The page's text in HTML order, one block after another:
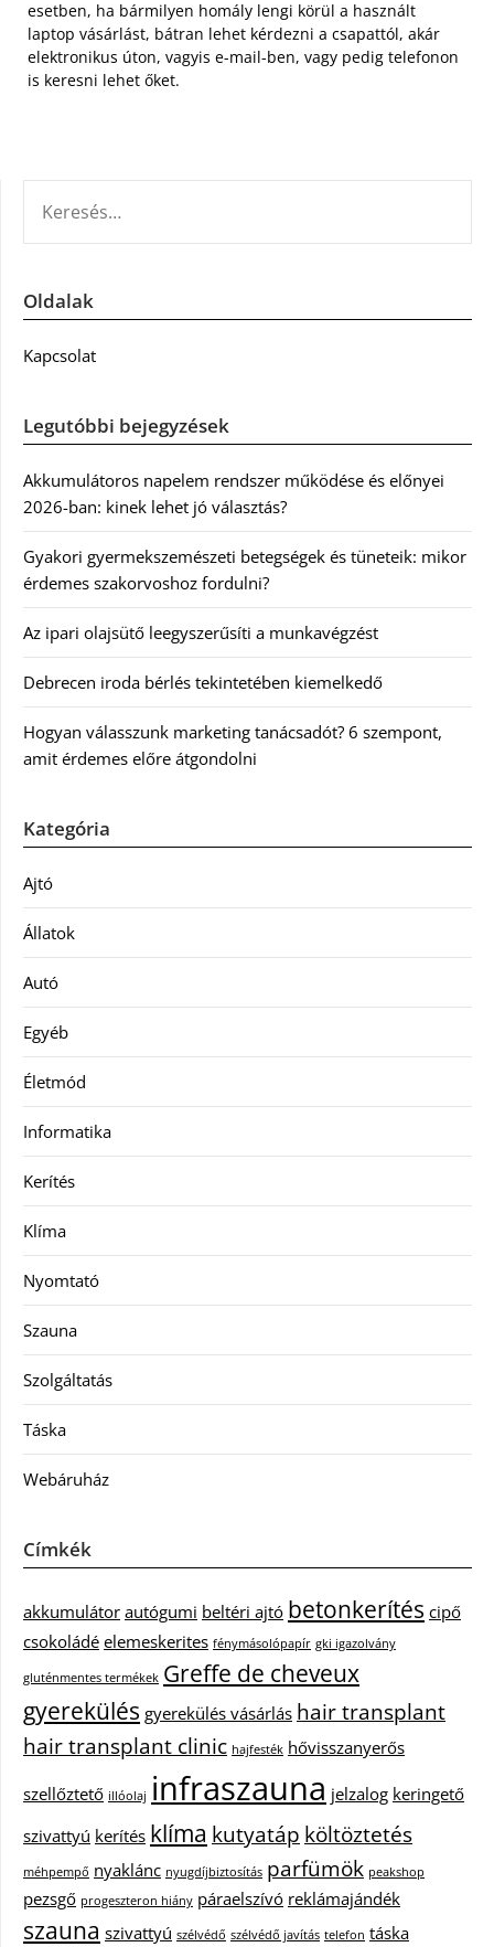
esetben, ha bármilyen homály lengi körül a használt
laptop vásárlást, bátran lehet kérdezni a csapattól, akár
elektronikus úton, vagyis e-mail-ben, vagy pedig telefonon
is keresni lehet őket.
Oldalak
Kapcsolat
Legutóbbi bejegyzések
Akkumulátoros napelem rendszer működése és előnyei
2026-ban: kinek lehet jó választás?
Gyakori gyermekszemészeti betegségek és tüneteik: mikor
érdemes szakorvoshoz fordulni?
Az ipari olajsütő leegyszerűsíti a munkavégzést
Debrecen iroda bérlés tekintetében kiemelkedő
Hogyan válasszunk marketing tanácsadót? 6 szempont,
amit érdemes előre átgondolni
Kategória
Ajtó
Állatok
Autó
Egyéb
Életmód
Informatika
Kerítés
Klíma
Nyomtató
Szauna
Szolgáltatás
Táska
Webáruház
Címkék
akkumulátor autógumi beltéri ajtó betonkerítés cipő
csokoládé elemeskerites fénymásolópapír gki igazolvány
gluténmentes termékek Greffe de cheveux
gyerekülés gyerekülés vásárlás hair transplant
hair transplant clinic hajfesték hővisszanyerős
szellőztető illóolaj infraszauna jelzalog keringető
szivattyú kerítés klíma kutyatáp költöztetés
méhpempő nyaklánc nyugdíjbiztosítás parfümök peakshop
pezsgő progeszteron hiány páraelszívó reklámajándék
szauna szivattyú szélvédő szélvédő javítás telefon táska